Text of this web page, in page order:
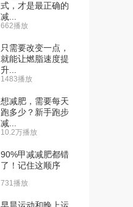
式，才是最正确的
减...
662播放
只需要改变一点，
就能让燃脂速度提
升...
1483播放
想减肥，需要每天
跑多少？新手跑步
减...
10.2万播放
90%甲减减肥都错
了！记住这顺序
731播放